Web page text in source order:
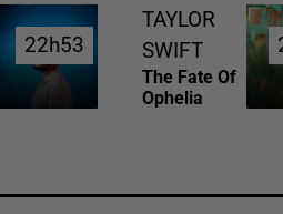
22h53
22h53
TAYLOR
SWIFT
The Fate Of
Ophelia